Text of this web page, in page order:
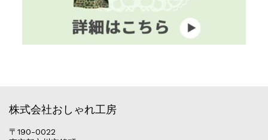
株式会社おしゃれ工房
〒190-0022